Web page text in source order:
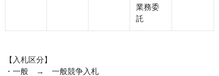
業務委
託
【入札区分】
・一般 → 一般競争入札